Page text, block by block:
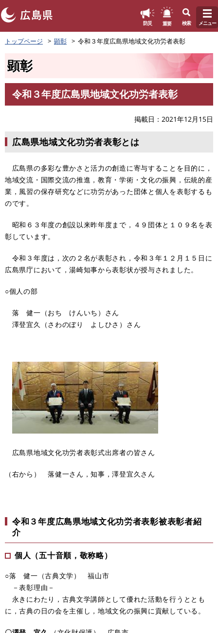
ペ
ー
頭
す
防災 重要 検索 メニュー
トップページ 顕彰 令和３年度広島県地域文化功労者表彰
顕彰
文
令和３年度広島県地域文化功労者表彰
掲載日 2021年12月15日
広島県地域文化功労者表彰とは
広島県の多彩な豊かさと活力の創造に寄与することを目的に，
地域交流・国際交流の推進，教育・学術・文化の振興，伝統的産
業，風習の保存研究などに功労があった団体と個人を表彰するも
のです。
昭和６３年度の創設以来昨年度まで，４９団体と１０９名を表
彰しています。
令和３年度は，次の２名が表彰され，令和３年１２月１５日に
広島県庁において，湯崎知事から表彰状が授与されました。
○個人の部
落 健一（おち けんいち）さん
澤登宜久（さわのぼり よしひさ）さん
広島県地域文化功労者表彰式出席者の皆さん
（右から） 落健一さん，知事，澤登宜久さん
令和３年度広島県地域文化功労者表彰被表彰者紹
介
個人（五十音順，敬称略）
○落 健一（古典文学） 福山市
－表彰理由－
永きにわたり，古典文学講師として優れた活動を行うととも
に，古典の日の会を主催し，地域文化の振興に貢献している。